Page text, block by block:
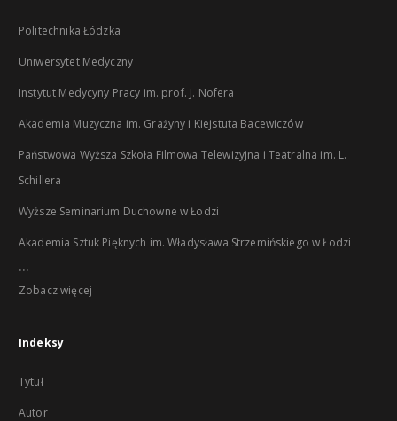
Politechnika Łódzka
Uniwersytet Medyczny
Instytut Medycyny Pracy im. prof. J. Nofera
Akademia Muzyczna im. Grażyny i Kiejstuta Bacewiczów
Państwowa Wyższa Szkoła Filmowa Telewizyjna i Teatralna im. L.
Schillera
Wyższe Seminarium Duchowne w Łodzi
Akademia Sztuk Pięknych im. Władysława Strzemińskiego w Łodzi
...
Zobacz więcej
Indeksy
Tytuł
Autor